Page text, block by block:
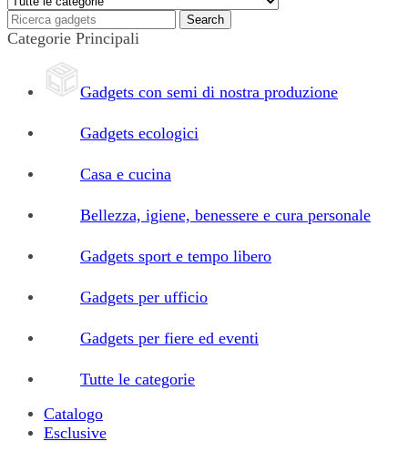
Categorie Principali
Gadgets con semi di nostra produzione
Gadgets ecologici
Casa e cucina
Bellezza, igiene, benessere e cura personale
Gadgets sport e tempo libero
Gadgets per ufficio
Gadgets per fiere ed eventi
Tutte le categorie
Catalogo
Esclusive